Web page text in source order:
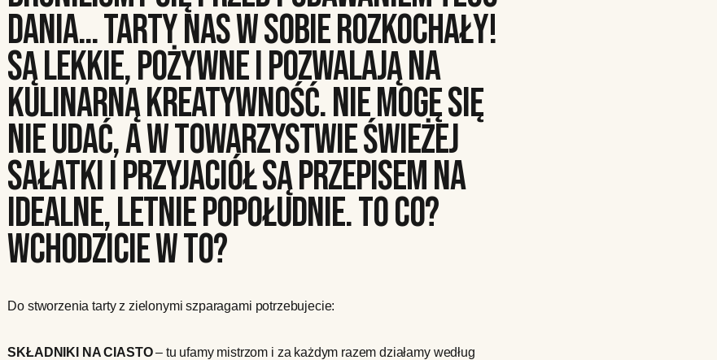
DANIA… TARTY NAS W SOBIE ROZKOCHAŁY!
SĄ LEKKIE, POŻYWNE I POZWALAJĄ NA
KULINARNĄ KREATYWNOŚĆ. NIE MOGĘ SIĘ
NIE UDAĆ, A W TOWARZYSTWIE ŚWIEŻEJ
SAŁATKI I PRZYJACIÓŁ SĄ PRZEPISEM NA
IDEALNE, LETNIE POPOŁUDNIE. TO CO?
WCHODZICIE W TO?
Do stworzenia tarty z zielonymi szparagami potrzebujecie:
SKŁADNIKI NA CIASTO– tu ufamy mistrzom i za każdym razem działamy według